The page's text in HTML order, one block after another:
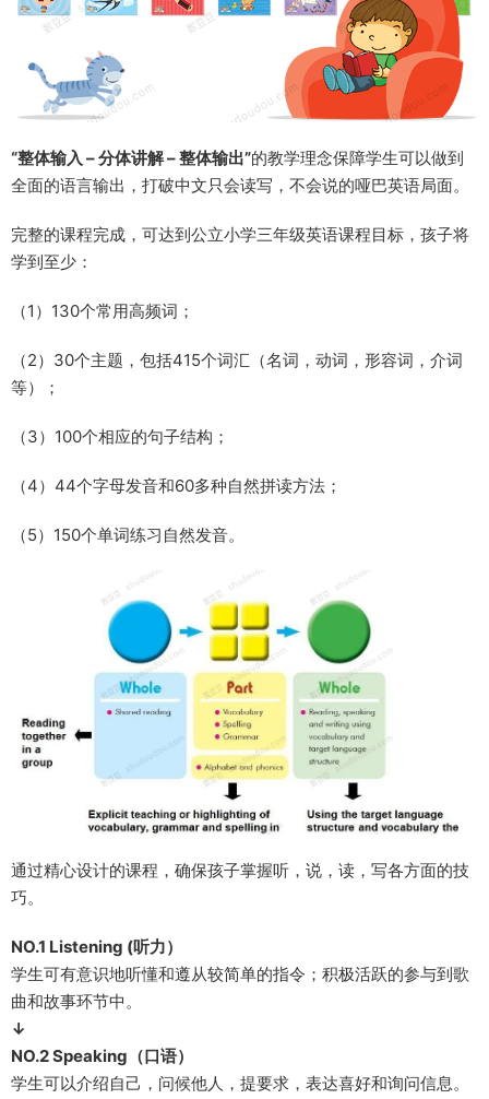
“整体输入 – 分体讲解 – 整体输出”的教学理念保障学生可以做到
全面的语言输出，打破中文只会读写，不会说的哑巴英语局面。
完整的课程完成，可达到公立小学三年级英语课程目标，孩子将
学到至少：
（1）130个常用高频词；
（2）30个主题，包括415个词汇（名词，动词，形容词，介词
等）；
（3）100个相应的句子结构；
（4）44个字母发音和60多种自然拼读方法；
（5）150个单词练习自然发音。
通过精心设计的课程，确保孩子掌握听，说，读，写各方面的技
巧。
NO.1 Listening (听力）
学生可有意识地听懂和遵从较简单的指令；积极活跃的参与到歌
曲和故事环节中。
↓
NO.2 Speaking（口语）
学生可以介绍自己，问候他人，提要求，表达喜好和询问信息。